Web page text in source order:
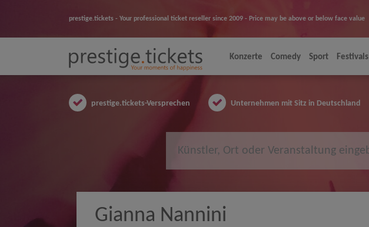
prestige.tickets - Your professional ticket reseller since 2009 - Price may be above or below face value
Konzerte Comedy Sport Festivals
prestige.tickets-Versprechen Unternehmen mit Sitz in Deutschland
Gianna Nannini